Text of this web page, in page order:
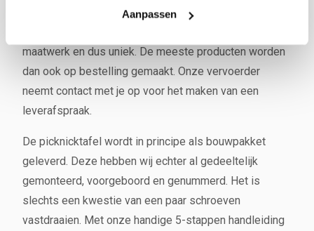
Aanpassen
weken leveren (meestal sneller). Wij hebben geen
maatwerk en dus uniek. De meeste producten worden
dan ook op bestelling gemaakt. Onze vervoerder
neemt contact met je op voor het maken van een
leverafspraak.
De picknicktafel wordt in principe als bouwpakket
geleverd. Deze hebben wij echter al gedeeltelijk
gemonteerd, voorgeboord en genummerd. Het is
slechts een kwestie van een paar schroeven
vastdraaien. Met onze handige 5-stappen handleiding